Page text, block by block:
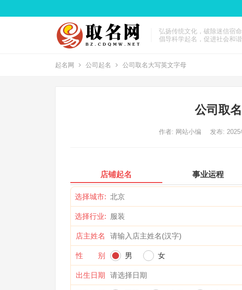
弘扬传统文化，破除迷信宿命
倡导科学起名，促进社会和谐
起名网 公司起名 公司取名大写英文字母
公司取
作者: 网站小编 发布: 2025
店铺起名 事业运程
选择城市:
选择行业:
店主姓名
性 别 男 女
出生日期